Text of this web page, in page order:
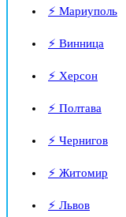
⚡ Мариуполь
⚡ Винница
⚡ Херсон
⚡ Полтава
⚡ Чернигов
⚡ Житомир
⚡ Львов